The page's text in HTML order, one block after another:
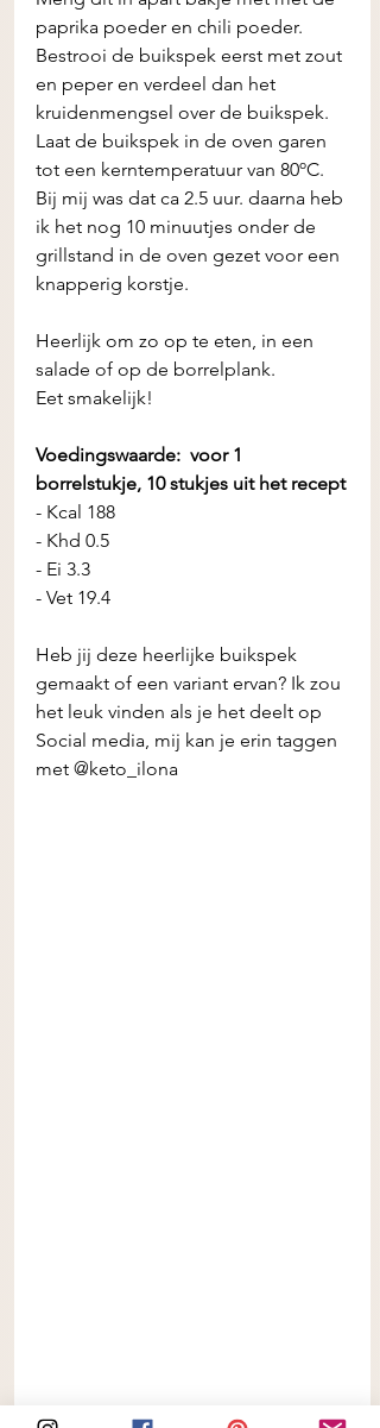
paprika poeder en chili poeder.
Bestrooi de buikspek eerst met zout
en peper en verdeel dan het
kruidenmengsel over de buikspek.
Laat de buikspek in de oven garen
tot een kerntemperatuur van 80ºC.
Bij mij was dat ca 2.5 uur. daarna heb
ik het nog 10 minuutjes onder de
grillstand in de oven gezet voor een
knapperig korstje.
Heerlijk om zo op te eten, in een
salade of op de borrelplank.
Eet smakelijk!
Voedingswaarde:  voor 1
borrelstukje, 10 stukjes uit het recept
- Kcal 188
- Khd 0.5
- Ei 3.3
- Vet 19.4
Heb jij deze heerlijke buikspek
gemaakt of een variant ervan? Ik zou
het leuk vinden als je het deelt op
Social media, mij kan je erin taggen
met @keto_ilona